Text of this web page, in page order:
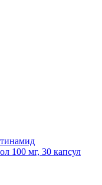
100 мг, 30 капсул